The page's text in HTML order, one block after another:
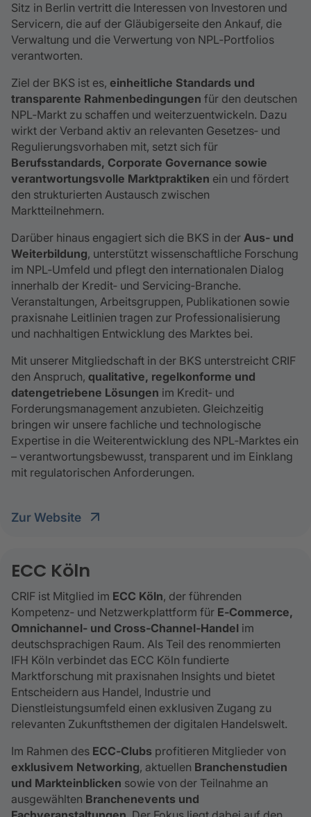
Sitz in Berlin vertritt die Interessen von Investoren und
Servicern, die auf der Gläubigerseite den Ankauf, die
Verwaltung und die Verwertung von NPL‑Portfolios
verantworten.
Ziel der BKS ist es, einheitliche Standards und
transparente Rahmenbedingungen für den deutschen
NPL‑Markt zu schaffen und weiterzuentwickeln. Dazu
wirkt der Verband aktiv an relevanten Gesetzes‑ und
Regulierungsvorhaben mit, setzt sich für
Berufsstandards, Corporate Governance sowie
verantwortungsvolle Marktpraktiken ein und fördert
den strukturierten Austausch zwischen
Marktteilnehmern.
Darüber hinaus engagiert sich die BKS in der Aus‑ und
Weiterbildung, unterstützt wissenschaftliche Forschung
im NPL‑Umfeld und pflegt den internationalen Dialog
innerhalb der Kredit‑ und Servicing‑Branche.
Veranstaltungen, Arbeitsgruppen, Publikationen sowie
praxisnahe Leitlinien tragen zur Professionalisierung
und nachhaltigen Entwicklung des Marktes bei.
Mit unserer Mitgliedschaft in der BKS unterstreicht CRIF
den Anspruch, qualitative, regelkonforme und
datengetriebene Lösungen im Kredit‑ und
Forderungsmanagement anzubieten. Gleichzeitig
bringen wir unsere fachliche und technologische
Expertise in die Weiterentwicklung des NPL‑Marktes ein
– verantwortungsbewusst, transparent und im Einklang
mit regulatorischen Anforderungen.
Zur Website
ECC Köln
CRIF ist Mitglied im ECC Köln, der führenden
Kompetenz‑ und Netzwerkplattform für E‑Commerce,
Omnichannel‑ und Cross‑Channel‑Handel im
deutschsprachigen Raum. Als Teil des renommierten
IFH Köln verbindet das ECC Köln fundierte
Marktforschung mit praxisnahen Insights und bietet
Entscheidern aus Handel, Industrie und
Dienstleistungsumfeld einen exklusiven Zugang zu
relevanten Zukunftsthemen der digitalen Handelswelt.
Im Rahmen des ECC‑Clubs profitieren Mitglieder von
exklusivem Networking, aktuellen Branchenstudien
und Markteinblicken sowie von der Teilnahme an
ausgewählten Branchenevents und